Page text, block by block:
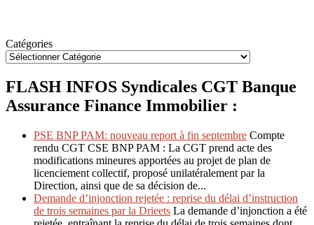
Catégories
FLASH INFOS Syndicales CGT Banque
Assurance Finance Immobilier :
PSE BNP PAM: nouveau report à fin septembre Compte
rendu CGT CSE BNP PAM : La CGT prend acte des
modifications mineures apportées au projet de plan de
licenciement collectif, proposé unilatéralement par la
Direction, ainsi que de sa décision de...
Demande d’injonction rejetée : reprise du délai d’instruction
de trois semaines par la Drieets La demande d’injonction a été